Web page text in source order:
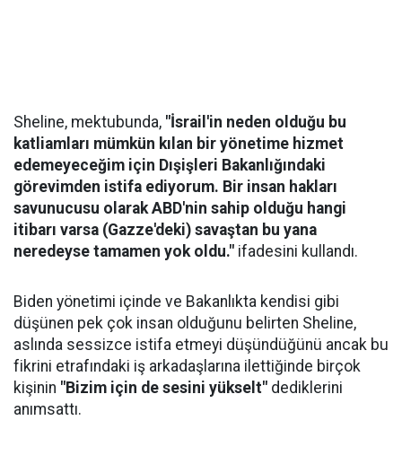
Sheline, mektubunda, "İsrail'in neden olduğu bu
katliamları mümkün kılan bir yönetime hizmet
edemeyeceğim için Dışişleri Bakanlığındaki
görevimden istifa ediyorum. Bir insan hakları
savunucusu olarak ABD'nin sahip olduğu hangi
itibarı varsa (Gazze'deki) savaştan bu yana
neredeyse tamamen yok oldu." ifadesini kullandı.
Biden yönetimi içinde ve Bakanlıkta kendisi gibi
düşünen pek çok insan olduğunu belirten Sheline,
aslında sessizce istifa etmeyi düşündüğünü ancak bu
fikrini etrafındaki iş arkadaşlarına ilettiğinde birçok
kişinin "Bizim için de sesini yükselt" dediklerini
anımsattı.